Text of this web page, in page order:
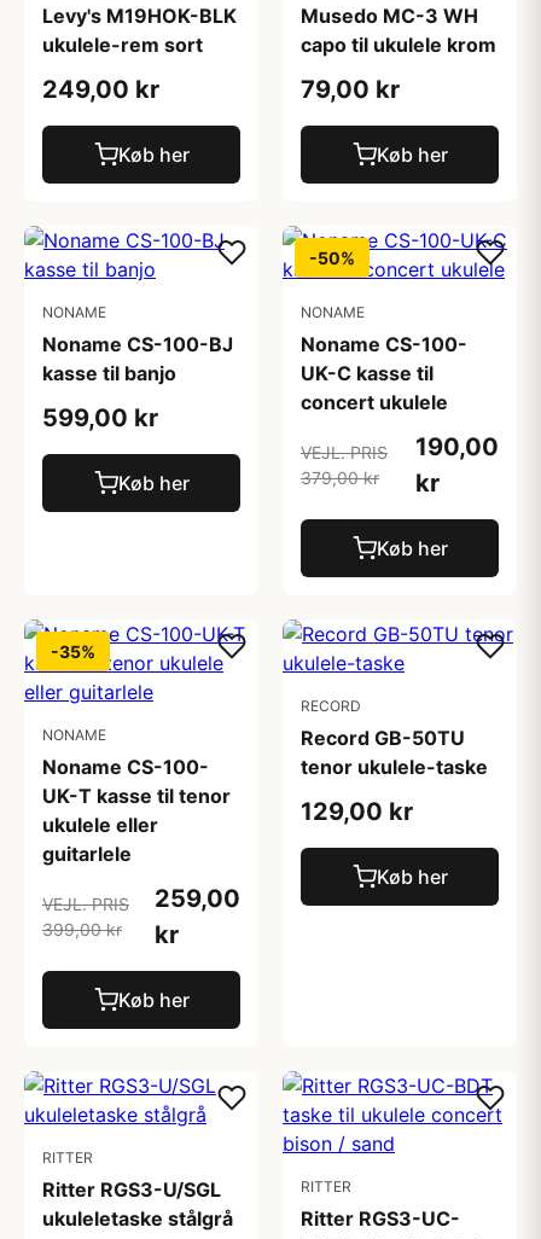
Levy's M19HOK-BLK
ukulele-rem sort
249,00 kr
Køb her
Musedo MC-3 WH
capo til ukulele krom
79,00 kr
Køb her
NONAME
Noname CS-100-BJ
kasse til banjo
599,00 kr
Køb her
-50%
NONAME
Noname CS-100-
UK-C kasse til
concert ukulele
VEJL. PRIS
379,00 kr
190,00
kr
Køb her
-35%
NONAME
Noname CS-100-
UK-T kasse til tenor
ukulele eller
guitarlele
VEJL. PRIS
399,00 kr
259,00
kr
Køb her
RECORD
Record GB-50TU
tenor ukulele-taske
129,00 kr
Køb her
RITTER
Ritter RGS3-U/SGL
ukuleletaske stålgrå
RITTER
Ritter RGS3-UC-